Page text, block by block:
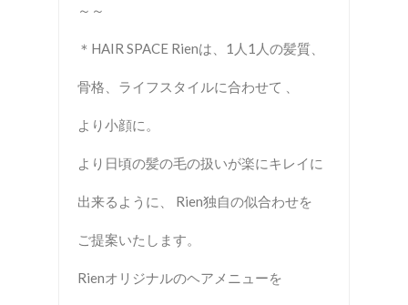
～～
＊HAIR SPACE Rienは、1人1人の髪質、
骨格、ライフスタイルに合わせて 、
より小顔に。
より日頃の髪の毛の扱いが楽にキレイに
出来るように、 Rien独自の似合わせを
ご提案いたします。
Rienオリジナルのヘアメニューを